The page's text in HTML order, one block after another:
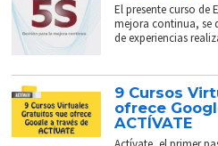
El presente curso de
mejora continua, se
de experiencias
9 Cursos
ofrece
ACTÍVATE